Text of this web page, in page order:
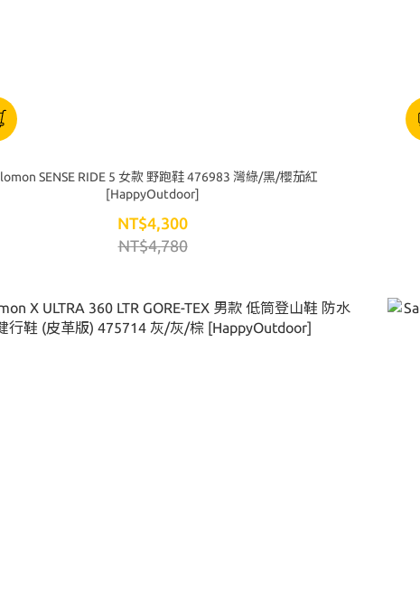
SENSE RIDE 5 女款 野跑鞋 476983 灣綠/黑/櫻茄紅
[HappyOutdoor]
NT$4,300
NT$4,780